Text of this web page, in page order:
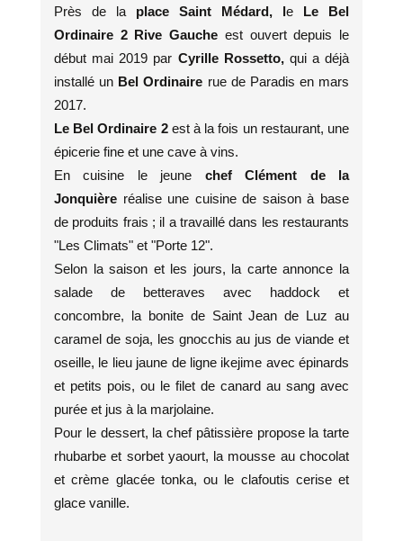
Près de la place Saint Médard, le Le Bel
Ordinaire 2 Rive Gauche est ouvert depuis le
début mai 2019 par Cyrille Rossetto, qui a déjà
installé un Bel Ordinaire rue de Paradis en mars
2017.
Le Bel Ordinaire 2est à la fois un restaurant, une
épicerie fine et une cave à vins.
En cuisine le jeune chef Clément de la
Jonquière réalise une cuisine de saison à base
de produits frais ; il a travaillé dans les restaurants
"Les Climats" et "Porte 12".
Selon la saison et les jours, la carte annonce la
salade de betteraves avec haddock et
concombre, la bonite de Saint Jean de Luz au
caramel de soja, les gnocchis au jus de viande et
oseille, le lieu jaune de ligne ikejime avec épinards
et petits pois, ou le filet de canard au sang avec
purée et jus à la marjolaine.
Pour le dessert, la chef pâtissière propose la tarte
rhubarbe et sorbet yaourt, la mousse au chocolat
et crème glacée tonka, ou le clafoutis cerise et
glace vanille.